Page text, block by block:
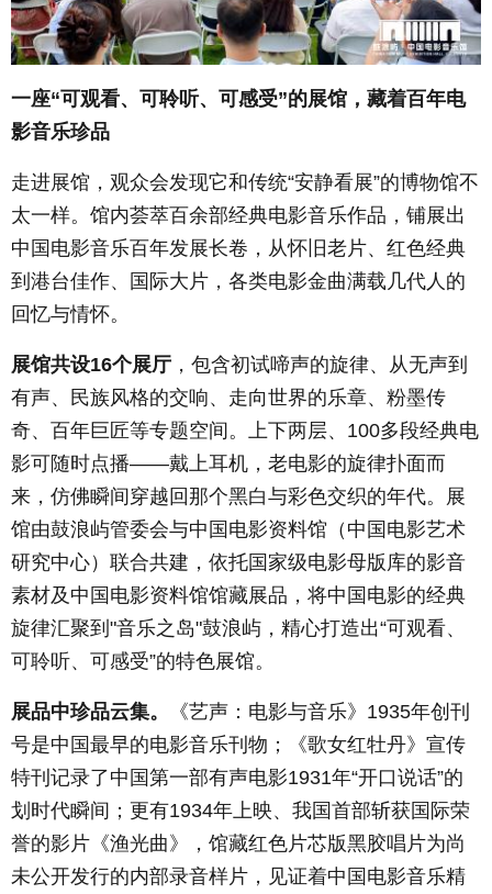
一座“可观看、可聆听、可感受”的展馆，藏着百年电
影音乐珍品
走进展馆，观众会发现它和传统“安静看展”的博物馆不
太一样。馆内荟萃百余部经典电影音乐作品，铺展出
中国电影音乐百年发展长卷，从怀旧老片、红色经典
到港台佳作、国际大片，各类电影金曲满载几代人的
回忆与情怀。
展馆共设16个展厅 ，包含初试啼声的旋律、从无声到
有声、民族风格的交响、走向世界的乐章、粉墨传
奇、百年巨匠等专题空间。上下两层、 100多段经典电
影可随时点播——戴上耳机，老电影的旋律扑面而
来，仿佛瞬间穿越回那个黑白与彩色交织的年代。展
馆由鼓浪屿管委会与中国电影资料馆（中国电影艺术
研究中心）联合共建，依托国家级电影母版库的影音
素材及中国电影资料馆馆藏展品，将中国电影的经典
旋律汇聚到 "音乐之岛"鼓浪屿，精心打造出“可观看、
可聆听、可感受”的特色展馆。
展品中珍品云集。 《艺声：电影与音乐》 1935年创刊
号是中国最早的电影音乐刊物；《歌女红牡丹》宣传
特刊记录了中国第一部有声电影1931年“开口说话”的
划时代瞬间；更有1934年上映、我国首部斩获国际荣
誉的影片《渔光曲》，馆藏红色片芯版黑胶唱片为尚
未公开发行的内部录音样片，见证着中国电影音乐精